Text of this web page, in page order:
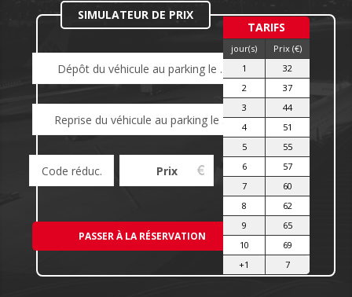
SIMULATEUR DE PRIX
TARIFS
jour(s)
Prix (€)
1
32
2
37
3
44
4
51
5
55
6
57
7
60
8
62
9
65
10
69
+1
7